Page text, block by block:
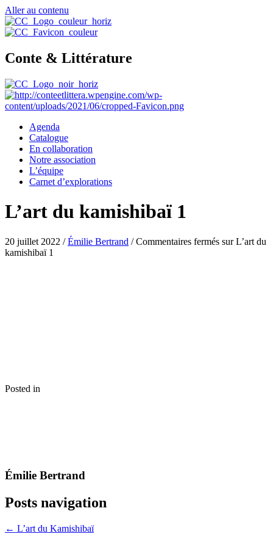
Aller au contenu
Conte & Littérature
Agenda
Catalogue
En collaboration
Notre association
L’équipe
Carnet d’explorations
L’art du kamishibaï 1
20 juillet 2022 /Émilie Bertrand /Commentaires fermés sur L’art du
kamishibaï 1
Posted in
Émilie Bertrand
Posts navigation
← L’art du Kamishibaï